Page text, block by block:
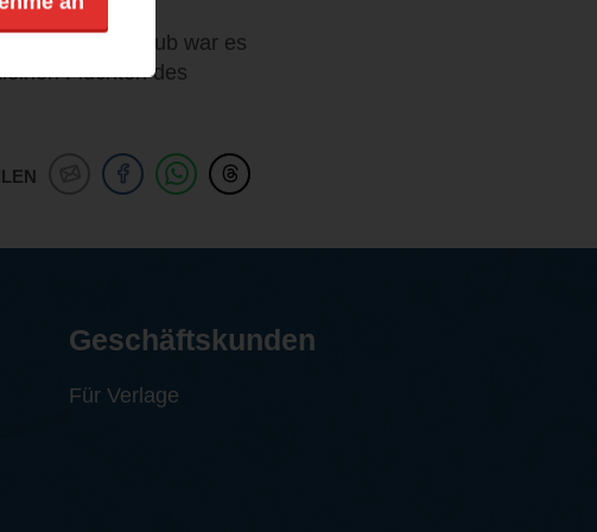
Buchclub war es
Fluchten des
Geschäftskunden
Für Verlage